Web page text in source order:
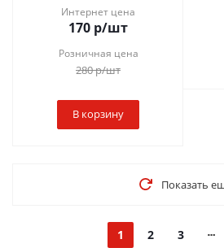
Интернет цена
170 р/шт
Розничная цена
280р/шт
В корзину
Показать
1 2 3